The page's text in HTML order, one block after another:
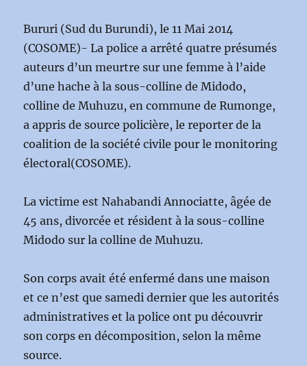
Bururi (Sud du Burundi), le 11 Mai 2014
(COSOME)- La police a arrêté quatre présumés
auteurs d’un meurtre sur une femme à l’aide
d’une hache à la sous-colline de Midodo,
colline de Muhuzu, en commune de Rumonge,
a appris de source policière, le reporter de la
coalition de la société civile pour le monitoring
électoral(COSOME).
La victime est Nahabandi Annociatte, âgée de
45 ans, divorcée et résident à la sous-colline
Midodo sur la colline de Muhuzu.
Son corps avait été enfermé dans une maison
et ce n’est que samedi dernier que les autorités
administratives et la police ont pu découvrir
son corps en décomposition, selon la même
source.